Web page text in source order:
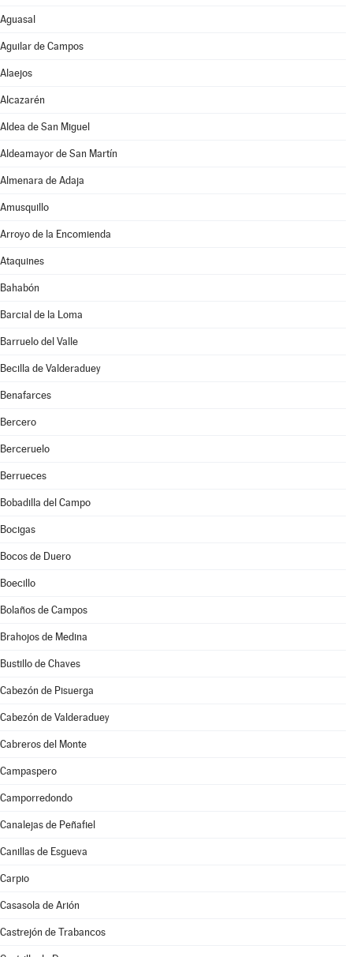
Aguasal
Aguilar de Campos
Alaejos
Alcazarén
Aldea de San Miguel
Aldeamayor de San Martín
Almenara de Adaja
Amusquillo
Arroyo de la Encomienda
Ataquines
Bahabón
Barcial de la Loma
Barruelo del Valle
Becilla de Valderaduey
Benafarces
Bercero
Berceruelo
Berrueces
Bobadilla del Campo
Bocigas
Bocos de Duero
Boecillo
Bolaños de Campos
Brahojos de Medina
Bustillo de Chaves
Cabezón de Pisuerga
Cabezón de Valderaduey
Cabreros del Monte
Campaspero
Camporredondo
Canalejas de Peñafiel
Canillas de Esgueva
Carpio
Casasola de Arión
Castrejón de Trabancos